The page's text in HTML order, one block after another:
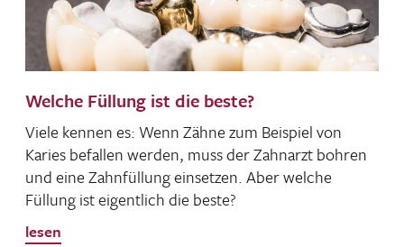
Welche Füllung ist die beste?
Viele kennen es: Wenn Zähne zum Beispiel von
Karies befallen werden, muss der Zahn­arzt bohren
und eine Zahn­fül­lung einsetzen. Aber welche
Füllung ist eigent­lich die beste?
lesen